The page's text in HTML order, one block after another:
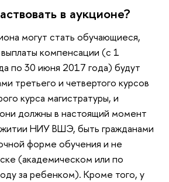
в аукционе?
могут стать обучающиеся,
компенсации (с 1
по 30 июня 2017 года) будут
третьего и четвертого курсов
курса магистратуры, и
должны в настоящий момент
НИУ ВШЭ, быть гражданами
форме обучения и не
(академическом или по
за ребенком). Кроме того, у